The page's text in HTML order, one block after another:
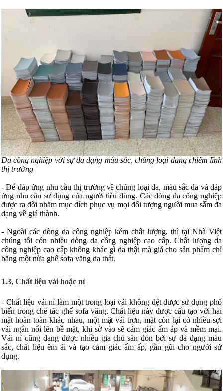
Da công nghiệp với sự đa dạng màu sắc, chủng loại đang chiếm lĩnh
thị trường
- Để đáp ứng nhu cầu thị trường về chủng loại da, màu sắc da và đáp
ứng nhu cầu sử dụng của người tiêu dùng. Các dòng da công nghiệp
được ra đời nhằm mục đích phục vụ mọi đối tượng người mua sắm đa
dạng về giá thành.
- Ngoài các dòng da công nghiệp kém chất lượng, thì tại Nhà Việt
chúng tôi cón nhiều dòng da công nghiệp cao cấp. Chất lượng da
công nghiệp cao cấp không khác gì da thật mà giá cho sản phẩm chỉ
bằng một nửa ghế sofa văng da thật.
1.3, Chất liệu vải hoặc nỉ
- Chất liệu vải nỉ làm một trong loại vải không dệt được sử dụng phổ
biến trong chế tác ghế sofa văng. Chất liệu này được cấu tạo với hai
mặt hoàn toàn khác nhau, một mặt vải trơn, mặt còn lại có nhiều sợi
vải ngắn nổi lên bề mặt, khi sờ vào sẽ cảm giác ấm áp và mềm mại.
Vải nỉ cũng đang được nhiều gia chủ săn đón bởi sự đa dạng màu
sắc, chất liệu êm ái và tạo cảm giác ấm ấp, gần gũi cho người sử
dụng.